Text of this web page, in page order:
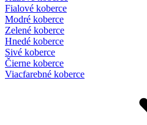
Fialové koberce
Modré koberce
Zelené koberce
Hnedé koberce
Sivé koberce
Čierne koberce
Viacfarebné koberce